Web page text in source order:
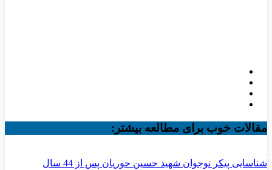
مقالات خوب برای مطالعه بیشتر:
شناسایی پیکر نوجوان شهید حسین حوریان پس از 44 سال